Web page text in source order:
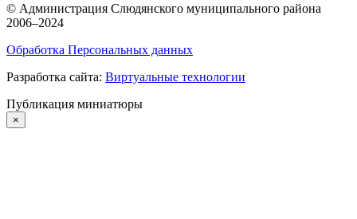
© Администрация Слюдянского муниципального района
2006–2024
Обработка Персональных данных
Разработка сайта: Виртуальные технологии
Публикация миниатюры
×